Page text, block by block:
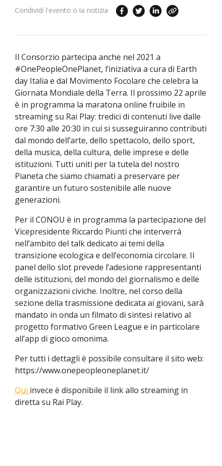
Condividi l'evento o la notizia
Il Consorzio partecipa anche nel 2021 a
#OnePeopleOnePlanet, l’iniziativa a cura di Earth
day Italia e dal Movimento Focolare che celebra la
Giornata Mondiale della Terra. Il prossimo 22 aprile
è in programma la maratona online fruibile in
streaming su Rai Play: tredici di contenuti live dalle
ore 7:30 alle 20:30 in cui si susseguiranno contributi
dal mondo dell’arte, dello spettacolo, dello sport,
della musica, della cultura, delle imprese e delle
istituzioni. Tutti uniti per la tutela del nostro
Pianeta che siamo chiamati a preservare per
garantire un futuro sostenibile alle nuove
generazioni.
Per il CONOU è in programma la partecipazione del
Vicepresidente Riccardo Piunti che interverrà
nell’ambito del talk dedicato ai temi della
transizione ecologica e dell’economia circolare. Il
panel dello slot prevede l’adesione rappresentanti
delle istituzioni, del mondo del giornalismo e delle
organizzazioni civiche. Inoltre, nel corso della
sezione della trasmissione dedicata ai giovani, sarà
mandato in onda un filmato di sintesi relativo al
progetto formativo Green League e in particolare
all’app di gioco omonima.
Per tutti i dettagli è possibile consultare il sito web:
https://www.onepeopleoneplanet.it/
Qui invece è disponibile il link allo streaming in
diretta su Rai Play.